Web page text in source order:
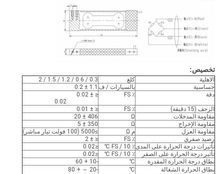
تخصيص:
الاهلية كلغ
0.3 / 0.6 / 1.2 / 1.5 / 2
حساسية
بالسيارات / ف 1.1 ± 0.2
دقة
٪ FS
≤ ± 0.02
0.02
الزحف (15 دقيقة)
٪ FS
≤ ± 0.01
مقاومة المدخلات
Ω
406 ± 20
مقاومة الإخراج
Ω
350 ± 5
مقاومة العزل
م Ω
≥5000 (100 فولت تيار مباشر)
رصيد صفري
٪ FS
≤ ± 2
تأثيرات درجة الحرارة على المدى٪ FS / 10 ℃
≤0.02
تأثير درجة الحرارة على الصفر
٪ FS / 10 ℃
≤0.02
نطاق درجة الحرارة المقدرة
℃
-10 + 60
نطاق الحرارة الشغالة
℃
-20 ～ + 80